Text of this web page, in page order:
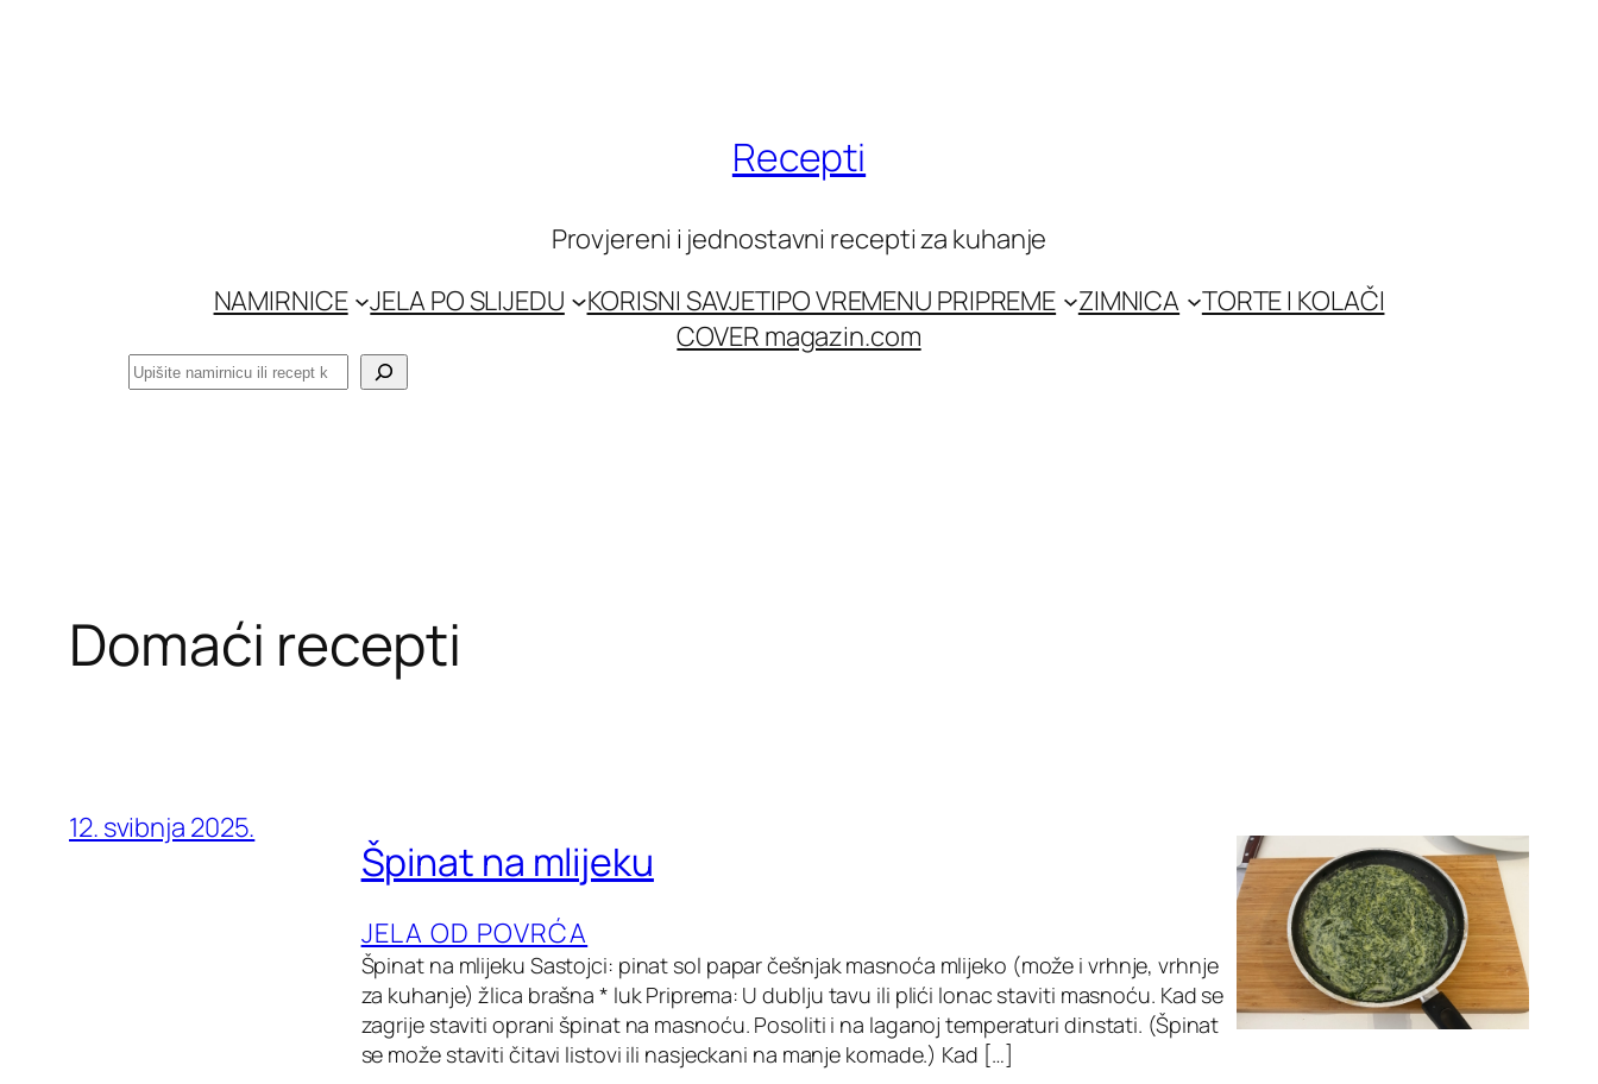
Recepti
Provjereni i jednostavni recepti za kuhanje
NAMIRNICE
JELA PO SLIJEDU KORISNI SAVJETIPO VREMENU PRIPREME ZIMNICA
TORTE I KOLAČI
COVER magazin.com
Pretraga
Domaći recepti
12. svibnja 2025.
Špinat na mlijeku
JELA OD POVRĆA
Špinat na mlijeku Sastojci: pinat sol papar češnjak masnoća mlijeko (može i vrhnje, vrhnje
za kuhanje) žlica brašna * luk Priprema: U dublju tavu ili plići lonac staviti masnoću. Kad se
zagrije staviti oprani špinat na masnoću. Posoliti i na laganoj temperaturi dinstati. (Špinat
se može staviti čitavi listovi ili nasjeckani na manje komade.) Kad […]